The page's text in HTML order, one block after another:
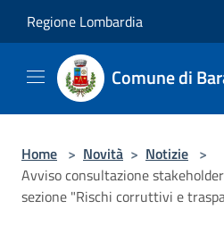
Regione Lombardia
Comune di
Home > Novità > Notizie >
Avviso consultazione
sezione "Rischi corruttivi e